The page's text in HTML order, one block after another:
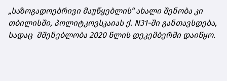
„საზოგადოებრივი მაუწყებლის“ ახალი შენობა კი
თბილისში, პოლიტკოვსკაიას ქ. N31-ში განთავსდება,
სადაც მშენებლობა 2020 წლის დეკემბერში დაიწყო.